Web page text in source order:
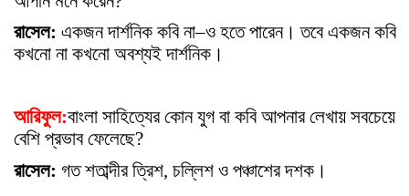
রাসেল: একজন দার্শনিক কবি না–ও হতে পারেন। তবে একজন কবি
কখনো না কখনো অবশ্যই দার্শনিক।
আরিফুল:বাংলা সাহিত্যের কোন যুগ বা কবি আপনার লেখায় সবচেয়ে
বেশি প্রভাব ফেলেছে?
রাসেল: গত শতাব্দীর ত্রিশ, চল্লিশ ও পঞ্চাশের দশক।